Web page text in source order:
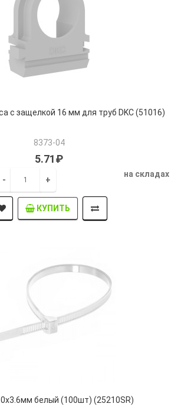
с защелкой 16 мм для труб DKC (51016)
8373-04
5.71₽
- +
на складах
КУПИТЬ
белый (100шт) (25210SR)